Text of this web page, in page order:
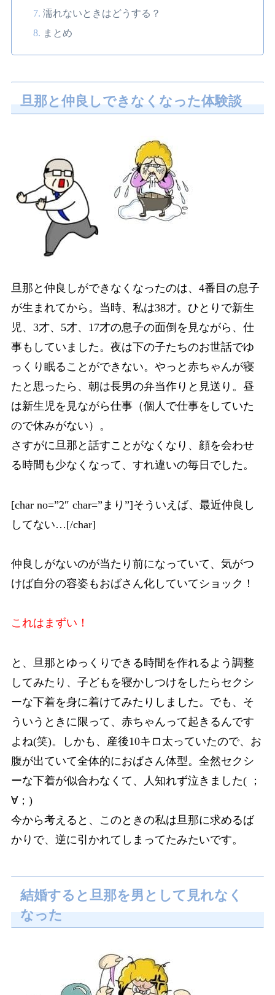
濡れないときはどうする？
まとめ
旦那と仲良しできなくなった体験談
旦那と仲良しができなくなったのは、4番目の息子
が生まれてから。当時、私は38才。ひとりで新生
児、3才、5才、17才の息子の面倒を見ながら、仕
事もしていました。夜は下の子たちのお世話でゆ
っくり眠ることができない。やっと赤ちゃんが寝
たと思ったら、朝は長男の弁当作りと見送り。昼
は新生児を見ながら仕事（個人で仕事をしていた
ので休みがない）。
さすがに旦那と話すことがなくなり、顔を会わせ
る時間も少なくなって、すれ違いの毎日でした。
[char no=”2″ char=”まり”]そういえば、最近仲良し
してない…[/char]
仲良しがないのが当たり前になっていて、気がつ
けば自分の容姿もおばさん化していてショック！
これはまずい！
と、旦那とゆっくりできる時間を作れるよう調整
してみたり、子どもを寝かしつけをしたらセクシ
ーな下着を身に着けてみたりしました。でも、そ
ういうときに限って、赤ちゃんって起きるんです
よね(笑)。しかも、産後10キロ太っていたので、お
腹が出ていて全体的におばさん体型。全然セクシ
ーな下着が似合わなくて、人知れず泣きました( ；
∀；)
今から考えると、このときの私は旦那に求めるば
かりで、逆に引かれてしまってたみたいです。
結婚すると旦那を男として見れなく
なった